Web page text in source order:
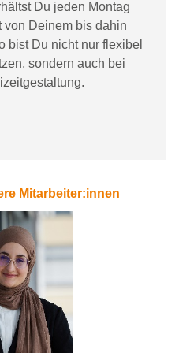
Du jeden Montag
von Deinem bis dahin
bist Du nicht nur flexibel
, sondern auch bei
.
Mitarbeiter:innen